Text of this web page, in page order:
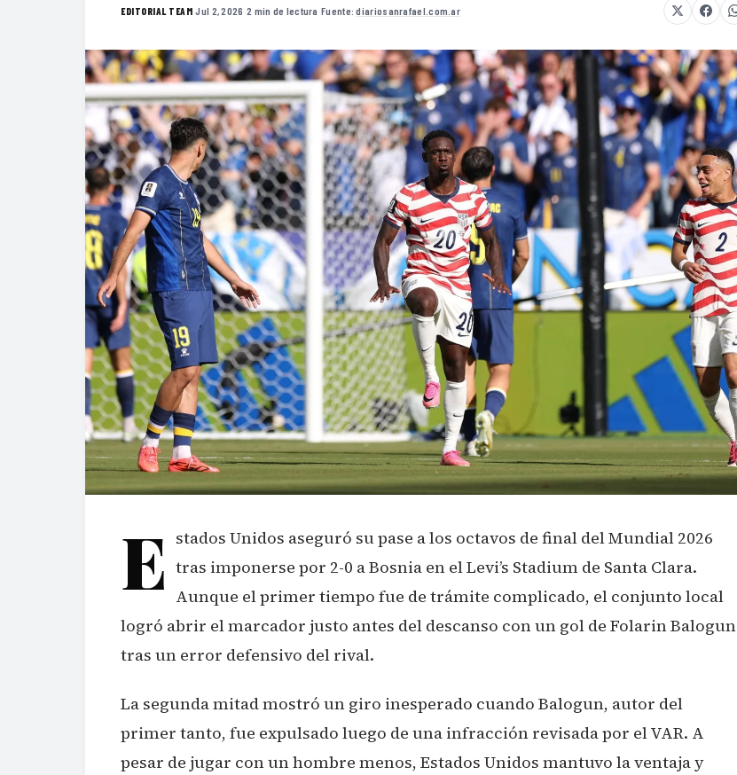
EDITORIAL TEAM·Jul 2, 2026 ·2 min de lectura ·Fuente:diariosanrafael.com.ar
E stados Unidos aseguró su pase a los octavos de final del Mundial 2026
tras imponerse por 2-0 a Bosnia en el Levi’s Stadium de Santa Clara.
Aunque el primer tiempo fue de trámite complicado, el conjunto local
logró abrir el marcador justo antes del descanso con un gol de Folarin Balogun
tras un error defensivo del rival.
La segunda mitad mostró un giro inesperado cuando Balogun, autor del
primer tanto, fue expulsado luego de una infracción revisada por el VAR. A
pesar de jugar con un hombre menos, Estados Unidos mantuvo la ventaja y